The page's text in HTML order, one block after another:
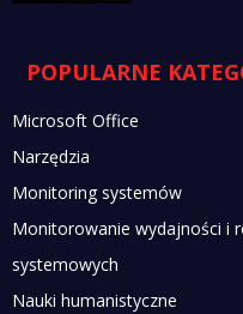
POPULARNE
Microsoft Office
Narzędzia
Monitoring systemów
Monitorowanie wydajności i
systemowych
Nauki humanistyczne